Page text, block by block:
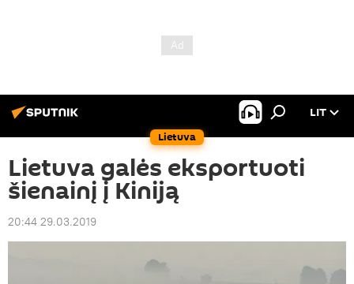
Lietuva
LIT
Lietuva galės eksportuoti
šienainį į Kiniją
20:44 29.03.2019